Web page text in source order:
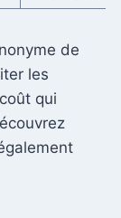
de
les
qui